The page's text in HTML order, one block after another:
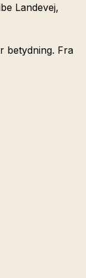
Landevej,
betydning. Fra